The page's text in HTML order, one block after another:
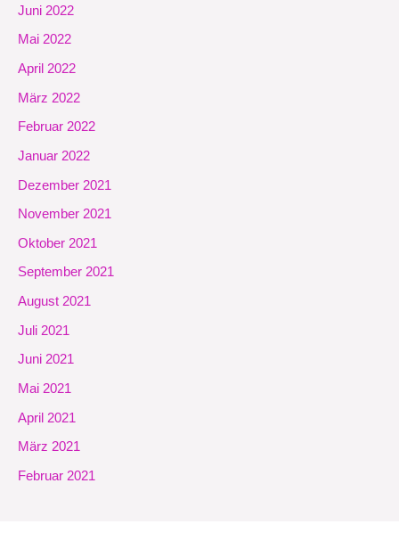
Juni 2022
Mai 2022
April 2022
März 2022
Februar 2022
Januar 2022
Dezember 2021
November 2021
Oktober 2021
September 2021
August 2021
Juli 2021
Juni 2021
Mai 2021
April 2021
März 2021
Februar 2021